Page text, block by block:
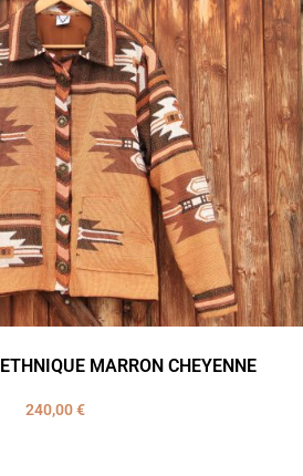
MARRON CHEYENNE
240,00€